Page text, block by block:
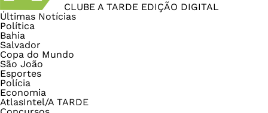
CLUBE A TARDE EDIÇÃO DIGITAL
Últimas Notícias
Política
Bahia
Salvador
Copa do Mundo
São João
Esportes
Polícia
Economia
AtlasIntel/A TARDE